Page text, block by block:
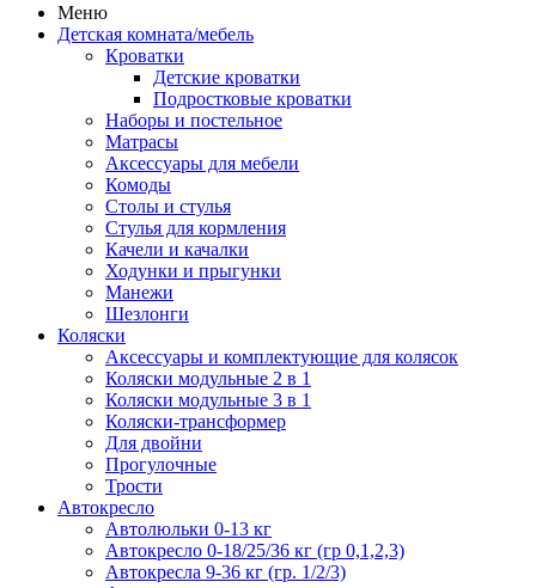
Меню
Детская комната/мебель
Кроватки
Детские кроватки
Подростковые кроватки
Наборы и постельное
Матрасы
Аксессуары для мебели
Комоды
Столы и стулья
Стулья для кормления
Качели и качалки
Ходунки и прыгунки
Манежи
Шезлонги
Коляски
Аксессуары и комплектующие для колясок
Коляски модульные 2 в 1
Коляски модульные 3 в 1
Коляски-трансформер
Для двойни
Прогулочные
Трости
Автокресло
Автолюльки 0-13 кг
Автокресло 0-18/25/36 кг (гр 0,1,2,3)
Автокресла 9-36 кг (гр. 1/2/3)